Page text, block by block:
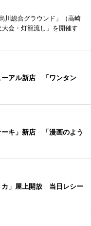
川総合グラウンド」（高崎
会・灯籠流し」を開催す
ーアル新店 「ワンタン
ーキ」新店 「漫画のよう
カ」屋上開放 当日レシー